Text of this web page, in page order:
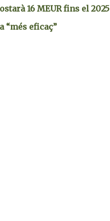
16 MEUR fins el 2025
“més eficaç”